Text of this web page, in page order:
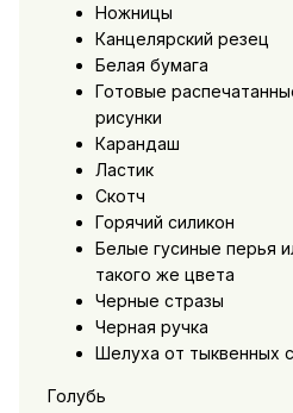
Ножницы
Канцелярский резец
Белая бумага
Готовые
рисунки
Карандаш
Ластик
Скотч
Горячий силикон
Белые гусиные перья
такого же цвета
Черные стразы
Черная ручка
Шелуха от тыквенных
Голубь